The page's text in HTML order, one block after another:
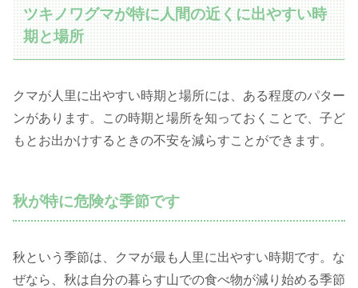
ツキノワグマが特に人間の近くに出やすい時
期と場所
クマが人里に出やすい時期と場所には、ある程度のパター
ンがあります。この時期と場所を知っておくことで、子ど
もとお出かけするときの不安を減らすことができます。
秋が特に危険な季節です
秋という季節は、クマが最も人里に出やすい時期です。な
ぜなら、秋は自分の暮らす山での食べ物が減り始める季節